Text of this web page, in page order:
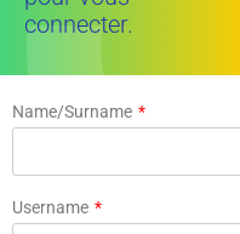
connecter.
Name/Surname *
Username *